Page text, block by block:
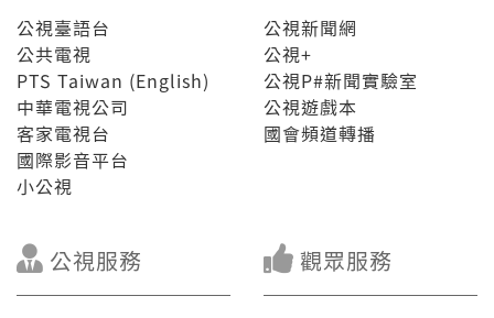
公視臺語台
公共電視
PTS Taiwan (English)
中華電視公司
客家電視台
國際影音平台
小公視
公視新聞網
公視+
公視P#新聞實驗室
公視遊戲本
國會頻道轉播
公視服務 觀眾服務